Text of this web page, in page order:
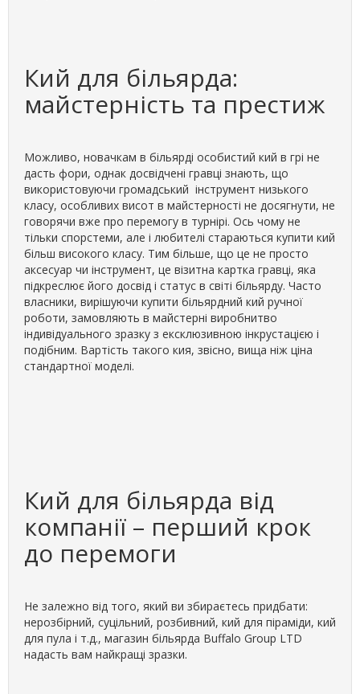
Кий для більярда:
майстерність та престиж
Можливо, новачкам в більярді особистий кий в грі не
дасть фори, однак досвідчені гравці знають, що
використовуючи громадський інструмент низького
класу, особливих висот в майстерності не досягнути, не
говорячи вже про перемогу в турнірі. Ось чому не
тільки спорстеми, але і любителі стараються купити кий
більш високого класу. Тим більше, що це не просто
аксесуар чи інструмент, це візитна картка гравці, яка
підкреслює його досвід і статус в світі більярду. Часто
власники, вирішуючи купити більярдний кий ручної
роботи, замовляють в майстерні виробнитво
індивідуального зразку з ексклюзивною інкрустацією і
подібним. Вартість такого кия, звісно, вища ніж ціна
стандартної моделі.
Кий для більярда від
компанії – перший крок
до перемоги
Не залежно від того, який ви збираєтесь придбати:
нерозбірний, суцільний, розбивний, кий для піраміди, кий
для пула і т.д., магазин більярда Buffalo Group LTD
надасть вам найкращі зразки.